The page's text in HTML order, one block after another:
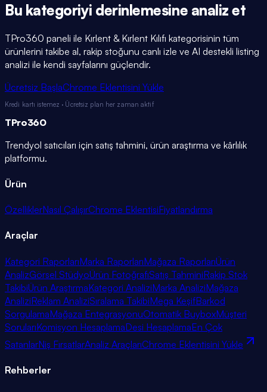
Bu kategoriyi derinlemesine analiz et
TPro360 paneli ile Kırlent & Kırlent Kılıfı kategorisinin tüm
ürünlerini takibe al, rakip stoğunu canlı izle ve AI destekli listing
analizi ile kendi sayfalarını güçlendir.
Ücretsiz BaşlaChrome Eklentisini Yükle
Kredi kartı istemez · Ücretsiz plan her zaman aktif
TPro360
Trendyol satıcıları için satış tahmini, ürün araştırma ve kârlılık
platformu.
Ürün
ÖzelliklerNasıl ÇalışırChrome EklentisiFiyatlandırma
Araçlar
Kategori RaporlarıMarka RaporlarıMağaza RaporlarıÜrün
AnalizGörsel StüdyoÜrün FotoğrafıSatış TahminiRakip Stok
TakibiÜrün AraştırmaKategori AnaliziMarka AnaliziMağaza
AnaliziReklam AnaliziSıralama TakibiMega KeşifBarkod
SorgulamaMağaza EntegrasyonuOtomatik BuyboxMüşteri
SorularıKomisyon HesaplamaDesi HesaplamaEn Çok
SatanlarNiş FırsatlarAnaliz AraçlarıChrome Eklentisini Yükle
Rehberler